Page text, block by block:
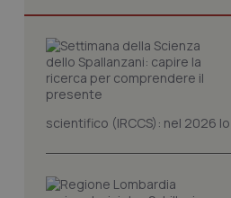
scientifico (IRCCS): nel 2026